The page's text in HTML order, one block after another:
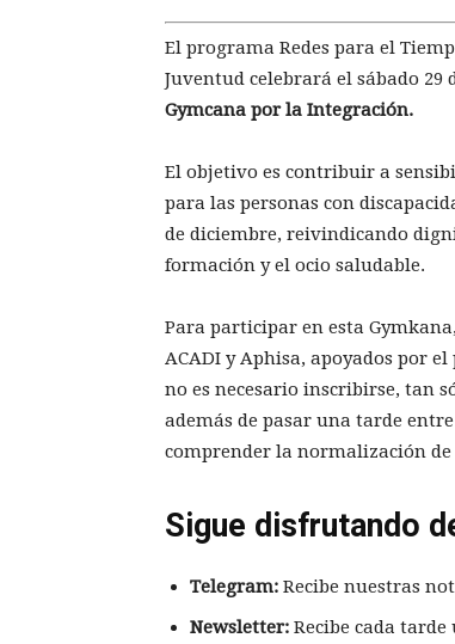
El programa Redes para el
Juventud celebrará el sábado 29
Gymcana por la Integración.
El objetivo es contribuir a
para las personas con
de diciembre, reivindicando
formación y el ocio saludable.
Para participar en esta
ACADI y Aphisa, apoyados por
no es necesario inscribirse, tan
además de pasar una tarde
comprender la normalización
Sigue disfrutando
Telegram: Recibe nuestras
Newsletter: Recibe cada